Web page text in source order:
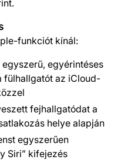
funkciót kínál:
egyérintéses
fülhallgatót az iCloud-
fejhallgatódat a
helye alapján
egyszerűen
Siri” kifejezés